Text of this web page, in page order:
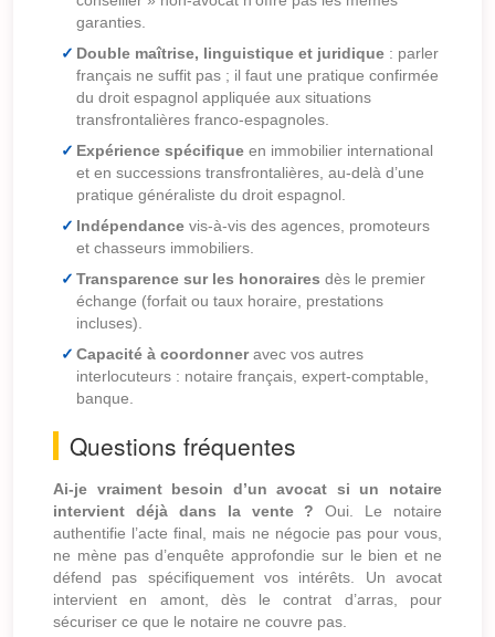
garanties.
Double maîtrise, linguistique et juridique : parler
français ne suffit pas ; il faut une pratique confirmée
du droit espagnol appliquée aux situations
transfrontalières franco-espagnoles.
Expérience spécifique en immobilier international
et en successions transfrontalières, au-delà d’une
pratique généraliste du droit espagnol.
Indépendance vis-à-vis des agences, promoteurs
et chasseurs immobiliers.
Transparence sur les honoraires dès le premier
échange (forfait ou taux horaire, prestations
incluses).
Capacité à coordonneravec vos autres
interlocuteurs : notaire français, expert-comptable,
banque.
Questions fréquentes
Ai-je vraiment besoin d’un avocat si un notaire
intervient déjà dans la vente ? Oui. Le notaire
authentifie l’acte final, mais ne négocie pas pour vous,
ne mène pas d’enquête approfondie sur le bien et ne
défend pas spécifiquement vos intérêts. Un avocat
intervient en amont, dès le contrat d’arras, pour
sécuriser ce que le notaire ne couvre pas.